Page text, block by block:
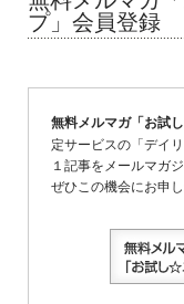
プ」会員登録
無料メルマガ「お試
定サービスの「デイ
１記事をメールマガ
ぜひこの機会にお申し